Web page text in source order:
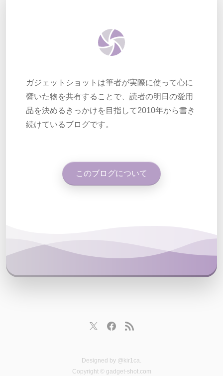
ガジェットショットは筆者が実際に使って心に
響いた物を共有することで、読者の明日の愛用
品を決めるきっかけを目指して2010年から書き
続けているブログです。
このブログについて
Designed by @kir1ca.
Copyright © gadget-shot.com